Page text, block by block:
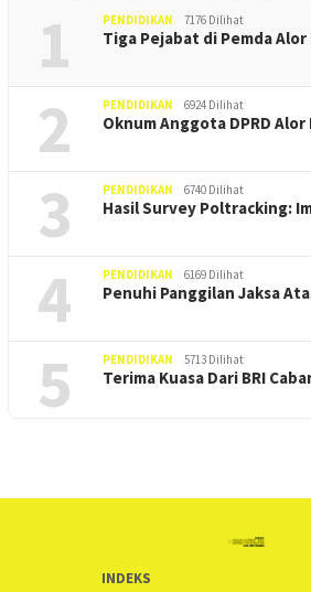
1 PENDIDIKAN 7176 Dilihat
Tiga Pejabat di Pemda
2 PENDIDIKAN 6924 Dilihat
Oknum Anggota DPRD
3 PENDIDIKAN 6740 Dilihat
Hasil Survey Poltracking:
4 PENDIDIKAN 6169 Dilihat
Penuhi Panggilan Jaksa
5 PENDIDIKAN 5713 Dilihat
Terima Kuasa Dari BRI
INDEKS